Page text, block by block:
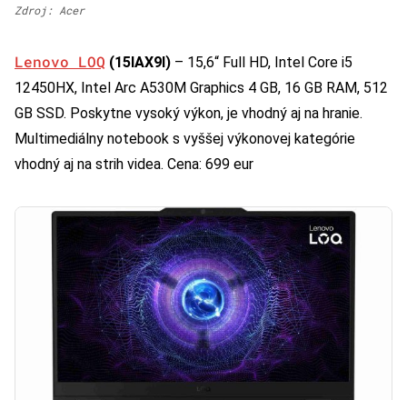
Zdroj: Acer
Lenovo LOQ (15IAX9I) – 15,6“ Full HD, Intel Core i5
12450HX, Intel Arc A530M Graphics 4 GB, 16 GB RAM, 512
GB SSD. Poskytne vysoký výkon, je vhodný aj na hranie.
Multimediálny notebook s vyššej výkonovej kategórie
vhodný aj na strih videa. Cena: 699 eur